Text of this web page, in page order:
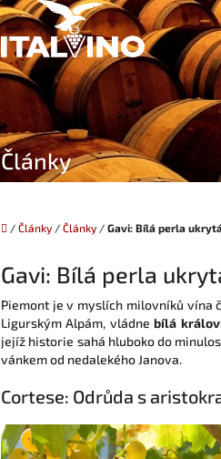
Články
Domů
/ Články / Články / Gavi: Bílá perla
Gavi: Bílá perla
Piemont je v myslích milovníků vína
Ligurským Alpám, vládnebílá
jejíž historie sahá hluboko do
vánkem od nedalekého Janova.
Cortese: Odrůda s